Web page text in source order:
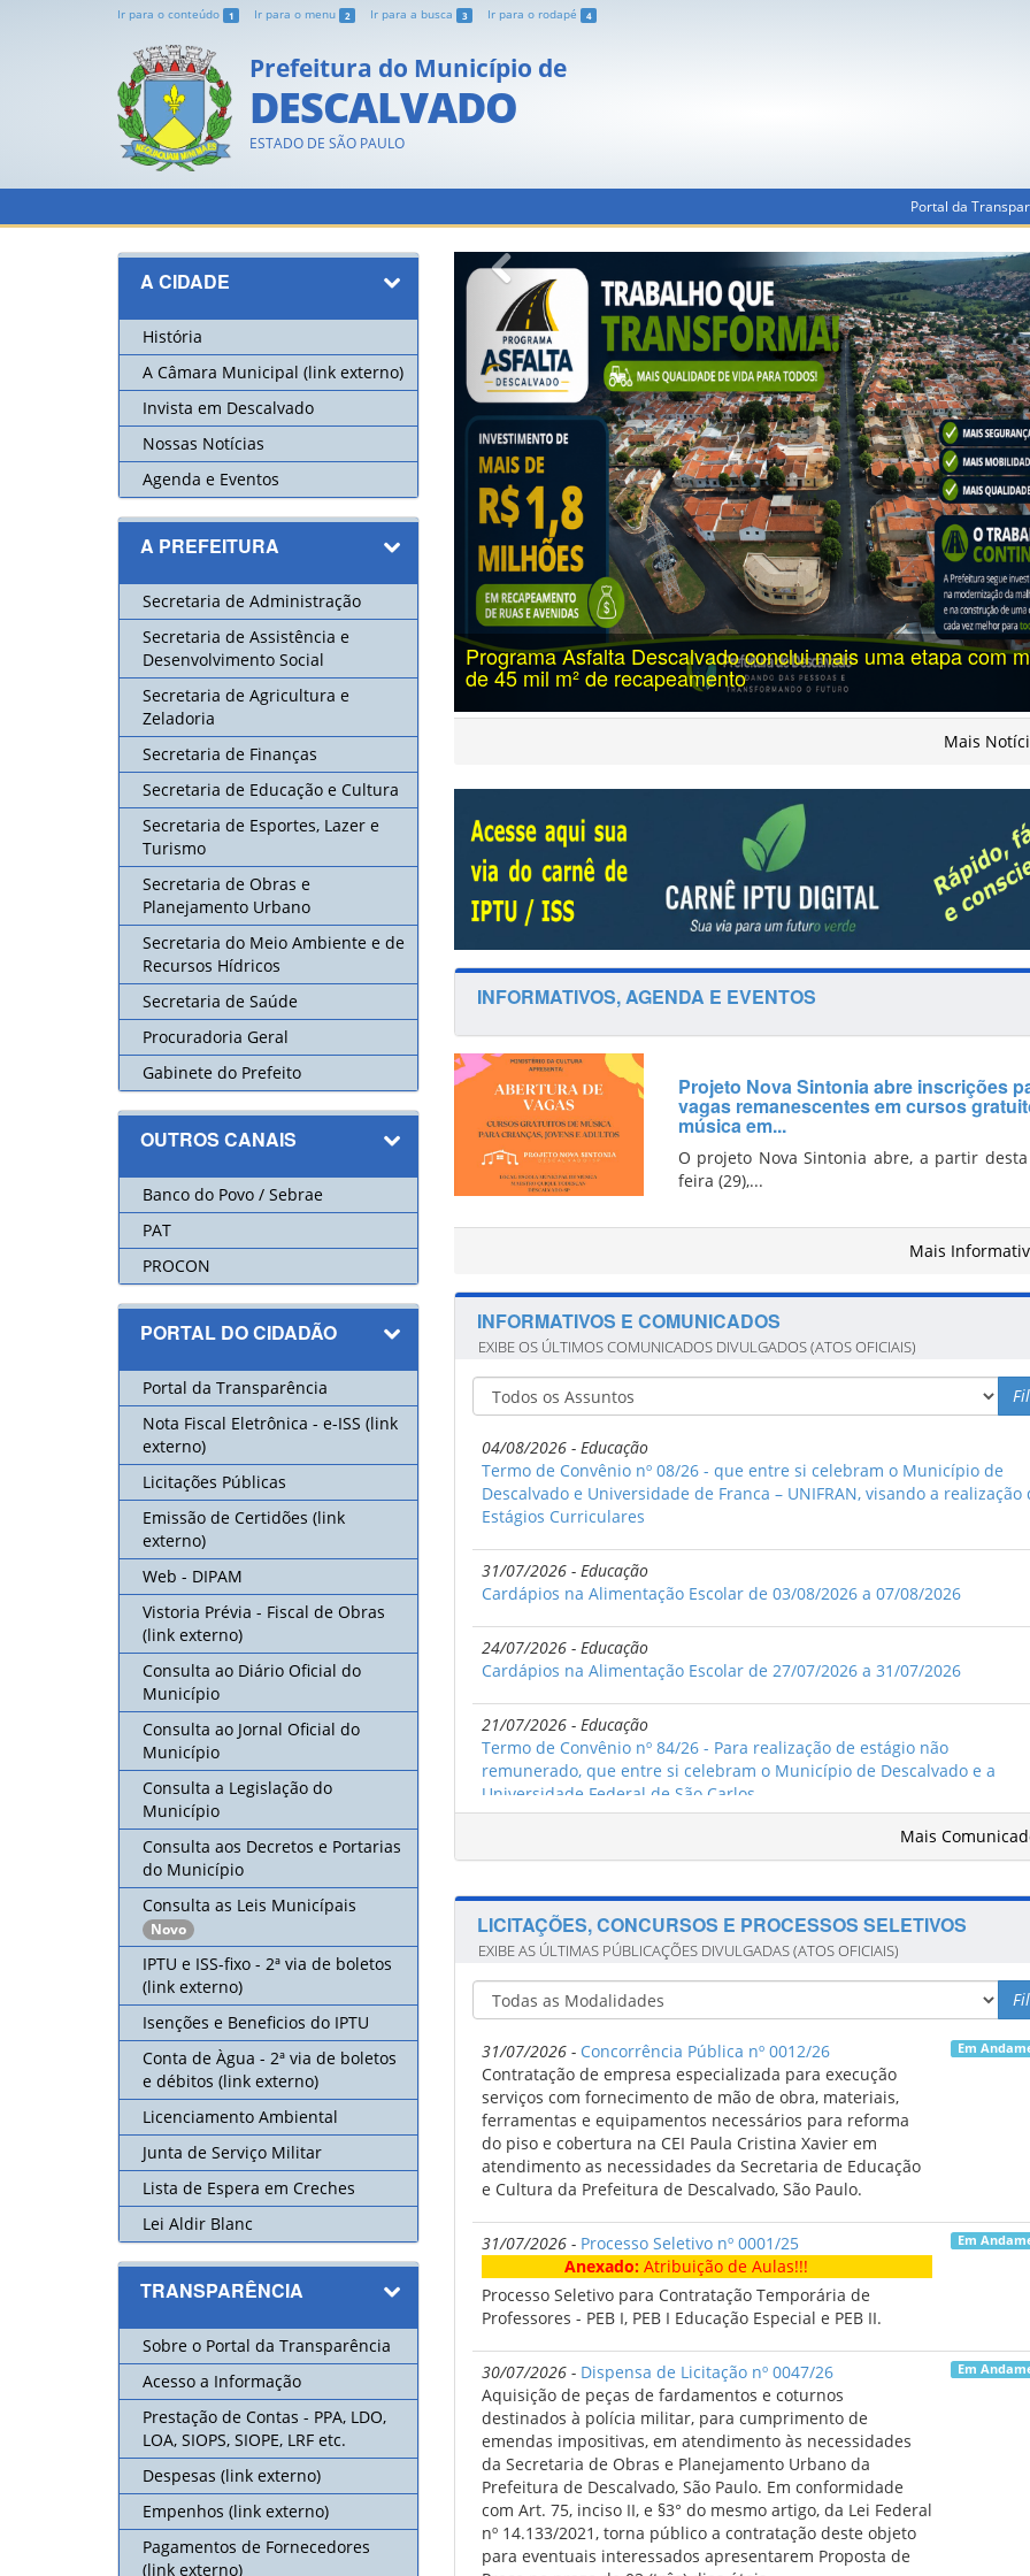
Ir para o conteúdo 1 Ir para o menu 2 Ir para a busca 3 Ir para o rodapé 4
Prefeitura do Município de
DESCALVADO
ESTADO DE SÃO PAULO
Portal da
A CIDADE
História
A Câmara Municipal (link externo)
Invista em Descalvado
Nossas Notícias
Agenda e Eventos
A PREFEITURA
Secretaria de Administração
Secretaria de Assistência e
Desenvolvimento Social
Secretaria de Agricultura e
Zeladoria
Secretaria de Finanças
Secretaria de Educação e Cultura
Secretaria de Esportes, Lazer e
Turismo
Secretaria de Obras e
Planejamento Urbano
Secretaria do Meio Ambiente e de
Recursos Hídricos
Secretaria de Saúde
Procuradoria Geral
Gabinete do Prefeito
OUTROS CANAIS
Banco do Povo / Sebrae
PAT
PROCON
PORTAL DO CIDADÃO
Portal da Transparência
Nota Fiscal Eletrônica - e-ISS (link
externo)
Licitações Públicas
Emissão de Certidões (link
externo)
Web - DIPAM
Vistoria Prévia - Fiscal de Obras
(link externo)
Consulta ao Diário Oficial do
Município
Consulta ao Jornal Oficial do
Município
Consulta a Legislação do
Município
Consulta aos Decretos e Portarias
do Município
Consulta as Leis Municípais
Novo
IPTU e ISS-fixo - 2ª via de boletos
(link externo)
Isenções e Beneficios do IPTU
Conta de Àgua - 2ª via de boletos
e débitos (link externo)
Licenciamento Ambiental
Junta de Serviço Militar
Lista de Espera em Creches
Lei Aldir Blanc
TRANSPARÊNCIA
Sobre o Portal da Transparência
Acesso a Informação
Prestação de Contas - PPA, LDO,
LOA, SIOPS, SIOPE, LRF etc.
Despesas (link externo)
Empenhos (link externo)
Pagamentos de Fornecedores
(link externo)
Atualização dos Códigos de Endereçamento Postal
Descalvado
Descalvado conclui mais uma etapa com mais
de recapeamento
Previous
Mais
INFORMATIVOS, AGENDA E EVENTOS
Projeto Nova Sintonia abre inscrições
vagas remanescentes em cursos
música em...
O projeto Nova Sintonia abre, a partir
feira (29),...
Mais
INFORMATIVOS E COMUNICADOS
EXIBE OS ÚLTIMOS COMUNICADOS DIVULGADOS (ATOS OFICIAIS)
04/08/2026 - Educação
Termo de Convênio nº 08/26 - que entre si celebram o Município de
Descalvado e Universidade de Franca – UNIFRAN, visando a realização
Estágios Curriculares
31/07/2026 - Educação
Cardápios na Alimentação Escolar de 03/08/2026 a 07/08/2026
24/07/2026 - Educação
Cardápios na Alimentação Escolar de 27/07/2026 a 31/07/2026
21/07/2026 - Educação
Termo de Convênio nº 84/26 - Para realização de estágio não
remunerado, que entre si celebram o Município de Descalvado e a
Universidade Federal de São Carlos
14/07/2026 - Educação
Edital SEEC nº 14/2026 - Divulgação do Auxílio Financeiro ao Transporte
08/07/2026 - Educação
Cardápios na Alimentação Escolar de 13/07/2026 a 17/07/2026
06/07/2026 - Educação
Cardápios na Alimentação Escolar de 06/07/2026 a 10/07/2026
26/06/2026 - Educação
Cardápios na Alimentação Escolar de 29/06/2026 a 03/07/2026
25/06/2026 - Educação
Termo de Convênio que entre si celebram o Município de Descalvado e
ASSUPERO ENSINO SUPERIOR LTDA., mantenedora da Universidade
Paulista – UNIP, visando a realização de estágio de estudantes,
integração para as áreas da educação, com fins de ensino sup
23/06/2026 - Educação
Comunicado Abertura Inscrições Auxlio Transporte e Passe Escolar 2026
19/06/2026 - Educação
Cardápios na Alimentação Escolar de 22/06/2026 a 26/06/2026
17/06/2026 - Educação
Mais
LICITAÇÕES, CONCURSOS E PROCESSOS SELETIVOS
EXIBE AS ÚLTIMAS PÚBLICAÇÕES DIVULGADAS (ATOS OFICIAIS)
31/07/2026 - Concorrência Pública nº 0012/26
Contratação de empresa especializada para execução
serviços com fornecimento de mão de obra, materiais,
ferramentas e equipamentos necessários para reforma
do piso e cobertura na CEI Paula Cristina Xavier em
atendimento as necessidades da Secretaria de Educação
e Cultura da Prefeitura de Descalvado, São Paulo.
Em
31/07/2026 - Processo Seletivo nº 0001/25
Atribuição de Aulas!!!
Processo Seletivo para Contratação Temporária de
Professores - PEB I, PEB I Educação Especial e PEB II.
Em
30/07/2026 - Dispensa de Licitação nº 0047/26
Aquisição de peças de fardamentos e coturnos
destinados à polícia militar, para cumprimento de
emendas impositivas, em atendimento às necessidades
da Secretaria de Obras e Planejamento Urbano da
Prefeitura de Descalvado, São Paulo. Em conformidade
com Art. 75, inciso II, e §3° do mesmo artigo, da Lei Federal
nº 14.133/2021, torna público a contratação deste objeto
para eventuais interessados apresentarem Proposta de
Em